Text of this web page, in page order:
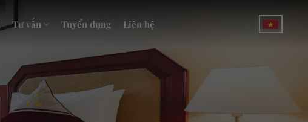
Tư vấn Tuyển dụng Liên hệ